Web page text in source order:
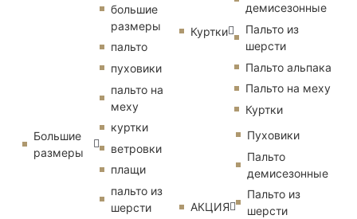
Большие
размеры
большие
размеры
пальто
пуховики
пальто на
меху
куртки
ветровки
плащи
пальто из
шерсти
Куртки
демисезонные
Пальто из
шерсти
Пальто альпака
Пальто на меху
Куртки
АКЦИЯ
Пуховики
Пальто
демисезонные
Пальто из
шерсти